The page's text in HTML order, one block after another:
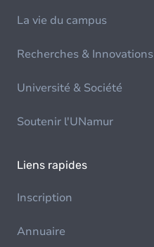
La vie du campus
Recherches & Innovations
Université & Société
Soutenir l'UNamur
Liens rapides
Inscription
Annuaire